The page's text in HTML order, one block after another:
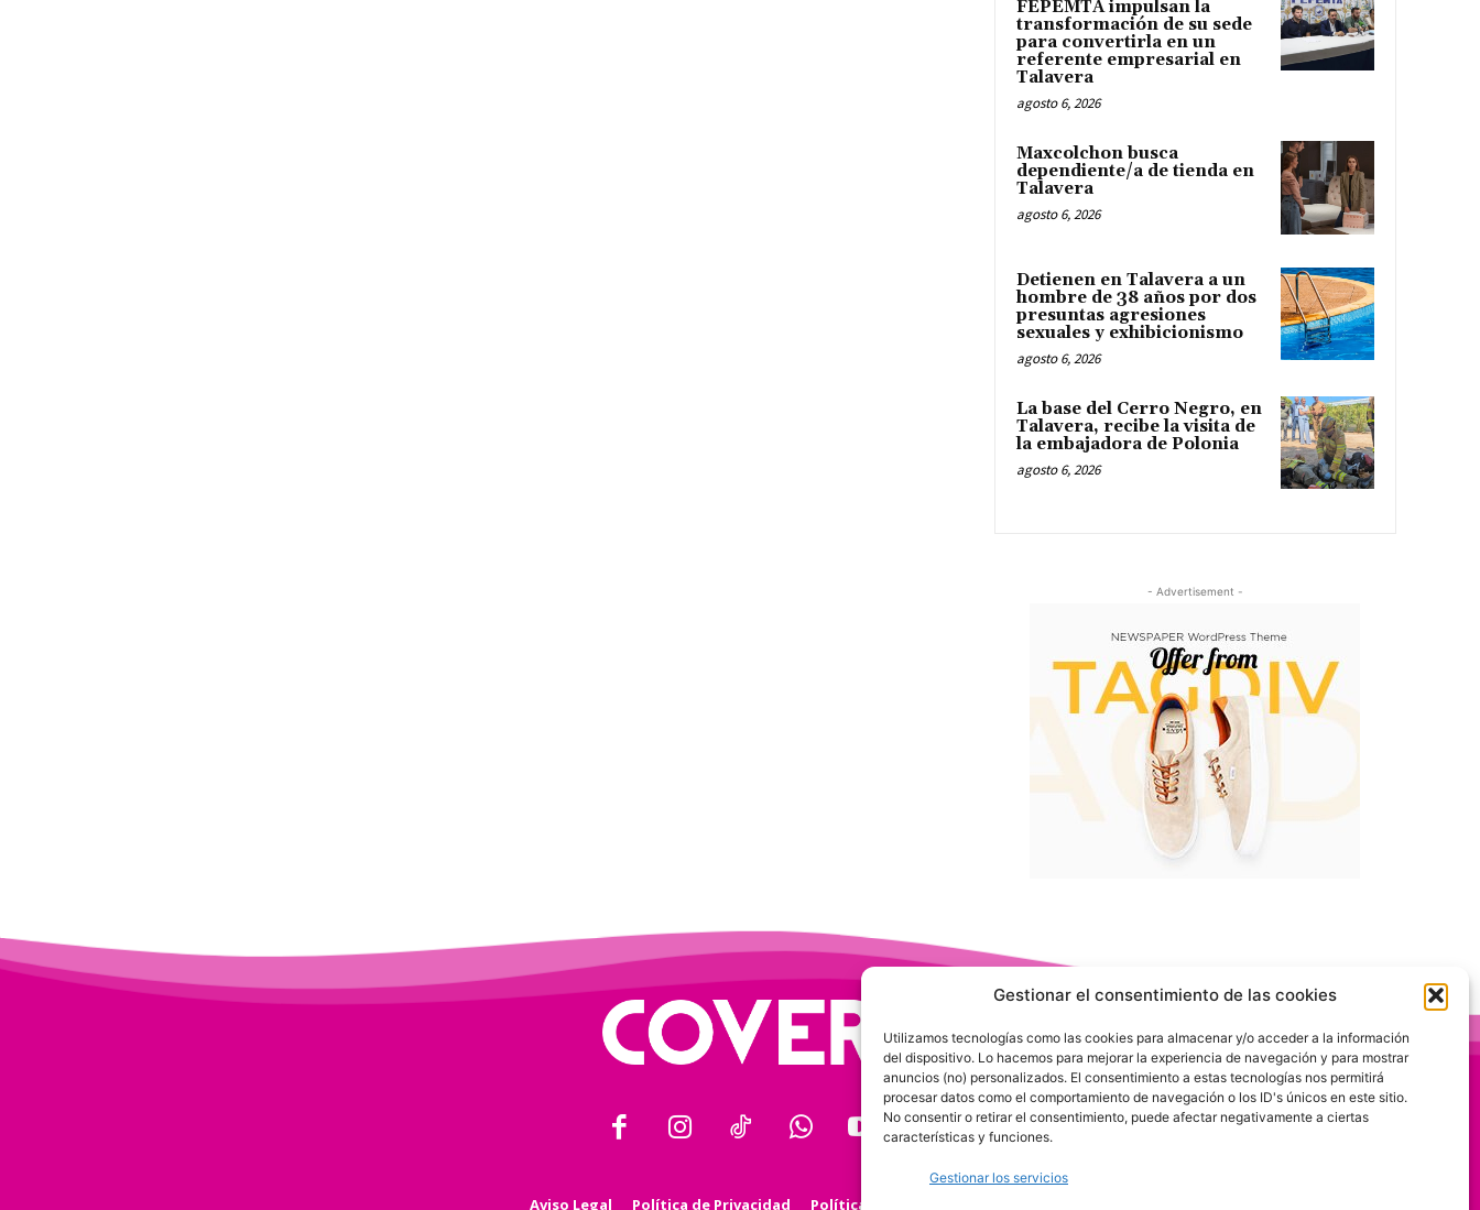
Gestionar el consentimiento de las cookies
Utilizamos tecnologías como las cookies para almacenar y/o acceder a la información
del dispositivo. Lo hacemos para mejorar la experiencia de navegación y para mostrar
anuncios (no) personalizados. El consentimiento a estas tecnologías nos permitirá
procesar datos como el comportamiento de navegación o los ID's únicos en este sitio.
No consentir o retirar el consentimiento, puede afectar negativamente a ciertas
características y funciones.
Gestionar los servicios
FEPEMTA impulsan la
transformación de su sede
para convertirla en un
referente empresarial en
Talavera
agosto 6, 2026
Maxcolchon busca
dependiente/a de tienda en
Talavera
agosto 6, 2026
Detienen en Talavera a un
hombre de 38 años por dos
presuntas agresiones
sexuales y exhibicionismo
agosto 6, 2026
La base del Cerro Negro, en
Talavera, recibe la visita de
la embajadora de Polonia
agosto 6, 2026
- Advertisement -
Aviso Legal Política de Privacidad Política de Cookies